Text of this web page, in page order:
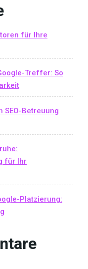
für Ihre
Treffer: So
SEO-Betreuung
für Ihr
Platzierung: